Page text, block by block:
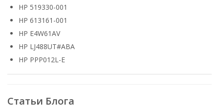
HP 519330-001
HP 613161-001
HP E4W61AV
HP LJ488UT#ABA
HP PPP012L-E
Статьи Блога